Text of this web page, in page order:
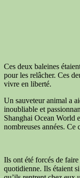
Ces deux baleines
pour les relâcher. Ces
vivre en liberté.
Un sauveteur animal a
inoubliable et
Shanghai Ocean World
nombreuses années. Ce
Ils ont été forcés de
quotidienne. Ils étaient